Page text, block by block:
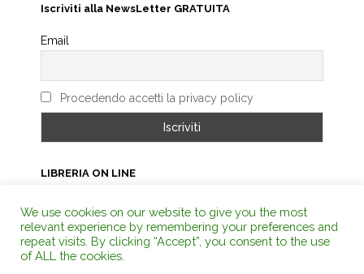
Iscriviti alla NewsLetter GRATUITA
Email
Procedendo accetti la privacy policy
LIBRERIA ON LINE
We use cookies on our website to give you the most
relevant experience by remembering your preferences and
repeat visits. By clicking “Accept”, you consent to the use
of ALL the cookies.